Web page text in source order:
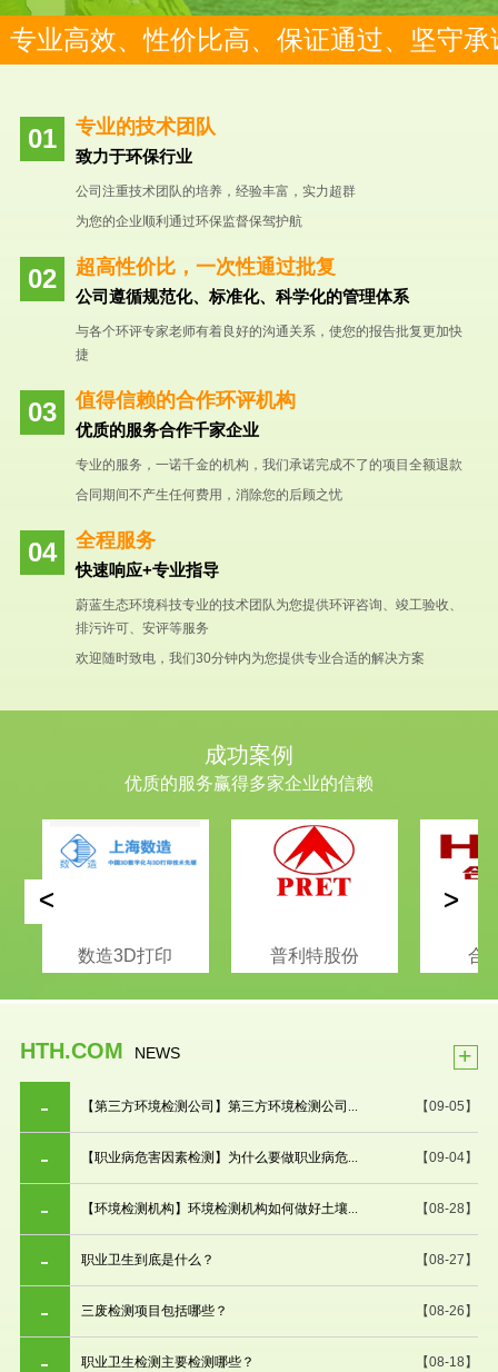
专业高效、性价比高、保证通过、坚守承
专业的技术团队
致力于环保行业
公司注重技术团队的培养，经验丰富，实力超群
为您的企业顺利通过环保监督保驾护航
超高性价比，一次性通过批复
公司遵循规范化、标准化、科学化的管理体系
与各个环评专家老师有着良好的沟通关系，使您的报告批复更加快
捷
值得信赖的合作环评机构
优质的服务合作千家企业
专业的服务，一诺千金的机构，我们承诺完成不了的项目全额退款
合同期间不产生任何费用，消除您的后顾之忧
全程服务
快速响应+专业指导
蔚蓝生态环境科技专业的技术团队为您提供环评咨询、竣工验收、
排污许可、安评等服务
欢迎随时致电，我们30分钟内为您提供专业合适的解决方案
成功案例
优质的服务赢得多家企业的信赖
数造3D打印 普利特股份 合
< >
HTH.COM NEWS +
【09-05】
【第三方环境检测公司】第三方环境检测公司...
【09-04】
【职业病危害因素检测】为什么要做职业病危...
【08-28】
【环境检测机构】环境检测机构如何做好土壤...
【08-27】
职业卫生到底是什么？
【08-26】
三废检测项目包括哪些？
【08-18】
职业卫生检测主要检测哪些？